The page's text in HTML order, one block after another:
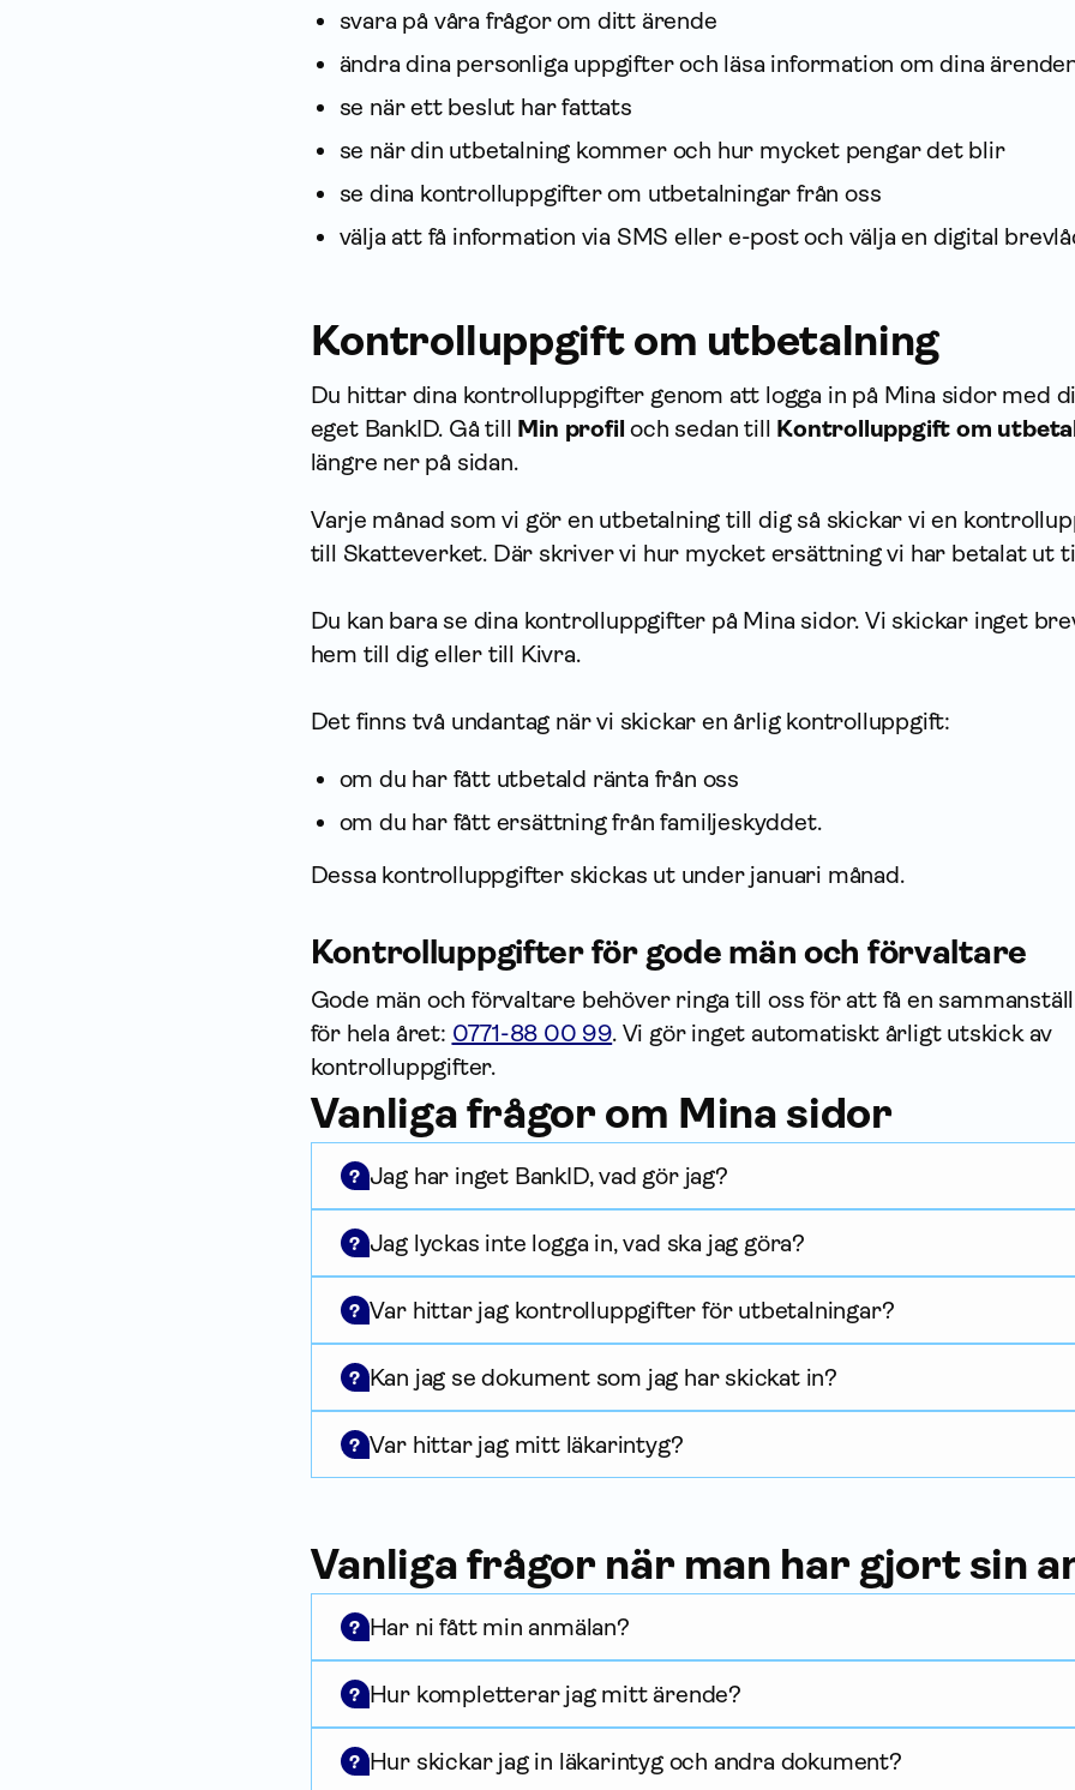
svara på våra frågor om ditt ärende
ändra dina personliga upp­gifter och läsa infor­mation om dina
se när ett beslut har fattats
se när din utbetalning kommer och hur mycket pengar det blir
se dina kontrolluppgifter om utbetalningar från oss
välja att få infor­mation via SMS eller e-post och välja en digital
Kontrolluppgift om utbetalning
Du hittar dina kontrolluppgifter genom att logga in på Mina sidor med
eget BankID. Gå till Min profil och sedan till Kontrolluppgift om
längre ner på sidan.
Varje månad som vi gör en utbetalning till dig så skickar vi en
till Skatteverket. Där skriver vi hur mycket ersättning vi har betalat ut
Du kan bara se dina kontrolluppgifter på Mina sidor. Vi skickar inget
hem till dig eller till Kivra.
Det finns två undantag när vi skickar en årlig kontrolluppgift:
om du har fått utbetald ränta från oss
om du har fått ersättning från familje­skyddet.
Dessa kontrolluppgifter skickas ut under januari månad.
Kontrolluppgifter för gode män och förvaltare
Gode män och förvaltare behöver ringa till oss för att få en
för hela året: 0771-88 00 99. Vi gör inget automatiskt årligt utskick av
kontrolluppgifter.
Vanliga frågor om Mina sidor
? Jag har inget BankID, vad gör jag?
? Jag lyckas inte logga in, vad ska jag göra?
? Var hittar jag kontrolluppgifter för utbetalningar?
? Kan jag se dokument som jag har skickat in?
? Var hittar jag mitt läkarintyg?
Vanliga frågor när man har gjort sin
? Har ni fått min anmälan?
? Hur kompletterar jag mitt ärende?
? Hur skickar jag in läkarintyg och andra dokument?